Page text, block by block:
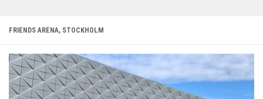
FRIENDS ARENA, STOCKHOLM